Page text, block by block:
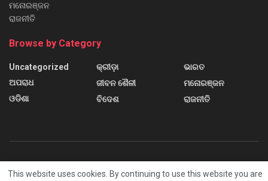
ମନୋରଞ୍ଜନ
ରାଜନୀତି
Browse by Category
Uncategorized
ଅପରାଧ
ଓଡିଶା
କ୍ରୀଡ଼ା
ଜୀବନ ଶୈଳୀ
ବିଦେଶ
ଭାରତ
ମନୋରଞ୍ଜନ
ରାଜନୀତି
About us Contact us
Home 3
This website uses cookies. By continuing to use this website you are